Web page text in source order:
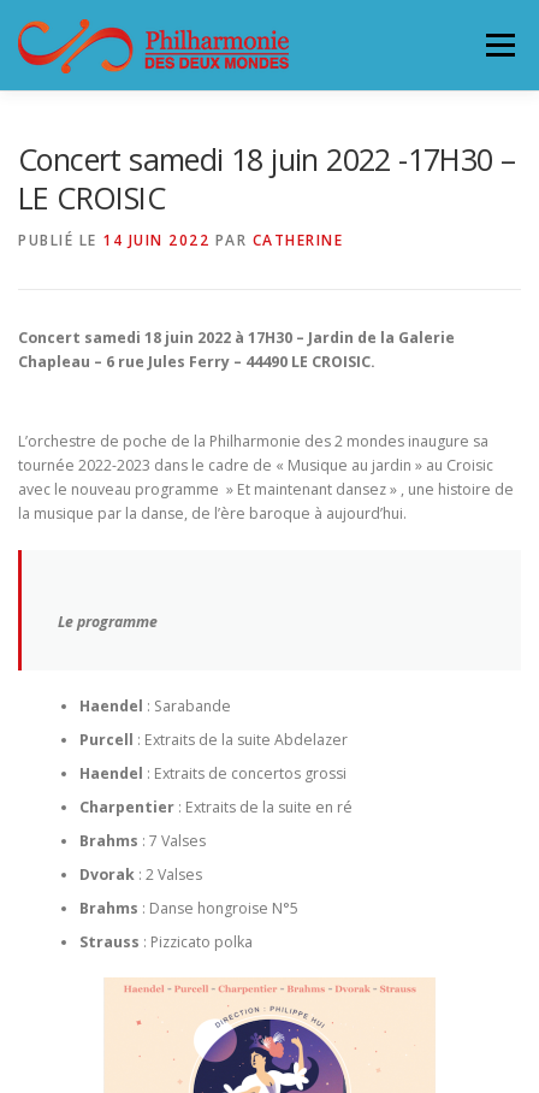
contenu
Menu
Concert samedi 18 juin 2022 -17H30 –
LE CROISIC
PUBLIÉ LE 14 JUIN 2022 PAR CATHERINE
Concert samedi 18 juin 2022 à 17H30 – Jardin de la Galerie
Chapleau – 6 rue Jules Ferry – 44490 LE CROISIC.
L’orchestre de poche de la Philharmonie des 2 mondes inaugure sa
tournée 2022-2023 dans le cadre de « Musique au jardin » au Croisic
avec le nouveau programme » Et maintenant dansez » , une histoire de
la musique par la danse, de l’ère baroque à aujourd’hui.
Le programme
Haendel : Sarabande
Purcell : Extraits de la suite Abdelazer
Haendel : Extraits de concertos grossi
Charpentier : Extraits de la suite en ré
Brahms : 7 Valses
Dvorak : 2 Valses
Brahms : Danse hongroise N°5
Strauss : Pizzicato polka